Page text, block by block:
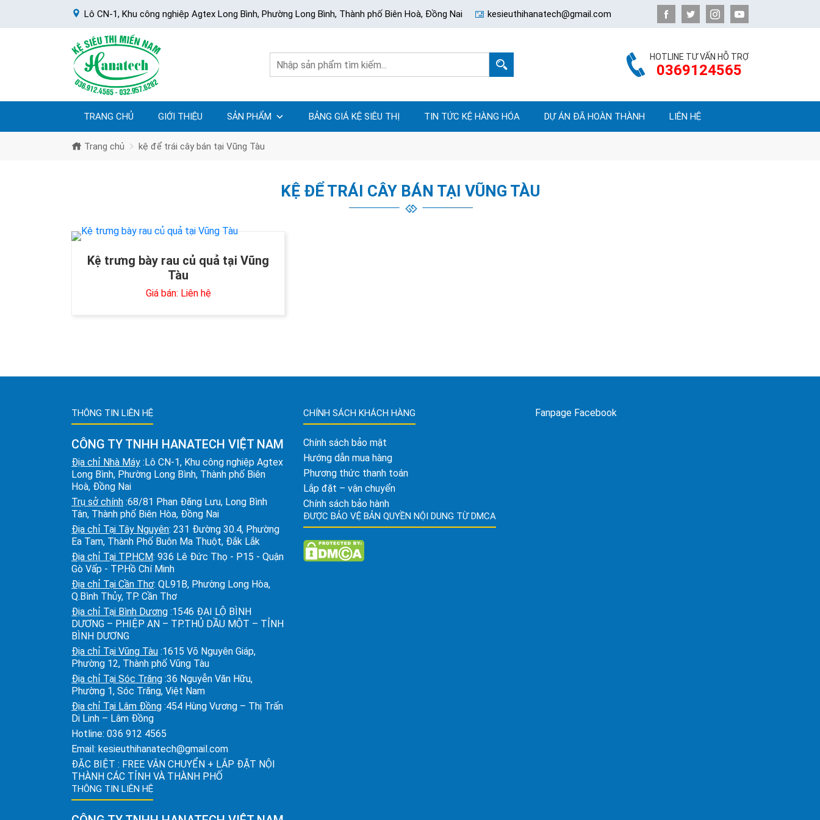
Lô CN-1, Khu công nghiệp Agtex Long Bình, Phường Long Bình, Thành phố Biên Hoà, Đồng Nai kesieuthihanatech@gmail.com
HOTLINE TƯ VẤN HỖ TRỢ
0369124565
TRANG CHỦ GIỚI THIỆU SẢN PHẨM BẢNG GIÁ KỆ SIÊU THỊ TIN TỨC KỆ HÀNG HÓA DỰ ÁN ĐÃ HOÀN THÀNH LIÊN HỆ
Trang chủ kệ để trái cây bán tại Vũng Tàu
KỆ ĐỂ TRÁI CÂY BÁN TẠI VŨNG TÀU
Kệ trưng bày rau củ quả tại Vũng
Tàu
Giá bán: Liên hệ
THÔNG TIN LIÊN HỆ
CÔNG TY TNHH HANATECH VIỆT NAM
Địa chỉ Nhà Máy :Lô CN-1, Khu công nghiệp Agtex
Long Bình, Phường Long Bình, Thành phố Biên
Hoà, Đồng Nai
Trụ sở chính :68/81 Phan Đăng Lưu, Long Bình
Tân, Thành phố Biên Hòa, Đồng Nai
Địa chỉ Tại Tây Nguyên: 231 Đường 30.4, Phường
Ea Tam, Thành Phố Buôn Ma Thuột, Đắk Lắk
Địa chỉ Tại TPHCM: 936 Lê Đức Thọ - P15 - Quận
Gò Vấp - TP.Hồ Chí Minh
Địa chỉ Tại Cần Thơ: QL91B, Phường Long Hòa,
Q.Bình Thủy, TP. Cần Thơ
Địa chỉ Tại Bình Dương :1546 ĐẠI LỘ BÌNH
DƯƠNG – P.HIỆP AN – TP.THỦ DẦU MỘT – TỈNH
BÌNH DƯƠNG
Địa chỉ Tại Vũng Tàu :1615 Võ Nguyên Giáp,
Phường 12, Thành phố Vũng Tàu
Địa chỉ Tại Sóc Trăng :36 Nguyễn Văn Hữu,
Phường 1, Sóc Trăng, Việt Nam
Địa chỉ Tại Lâm Đồng :454 Hùng Vương – Thị Trấn
Di Linh – Lâm Đồng
Hotline: 036 912 4565
Email: kesieuthihanatech@gmail.com
ĐẶC BIỆT : FREE VẬN CHUYỂN + LẮP ĐẶT NỘI
THÀNH CÁC TỈNH VÀ THÀNH PHỐ
THÔNG TIN LIÊN HỆ
CHÍNH SÁCH KHÁCH HÀNG
Chính sách bảo mật
Hướng dẫn mua hàng
Phương thức thanh toán
Lắp đặt – vận chuyển
Chính sách bảo hành
ĐƯỢC BẢO VỆ BẢN QUYỀN NỘI DUNG TỪ DMCA
Fanpage Facebook